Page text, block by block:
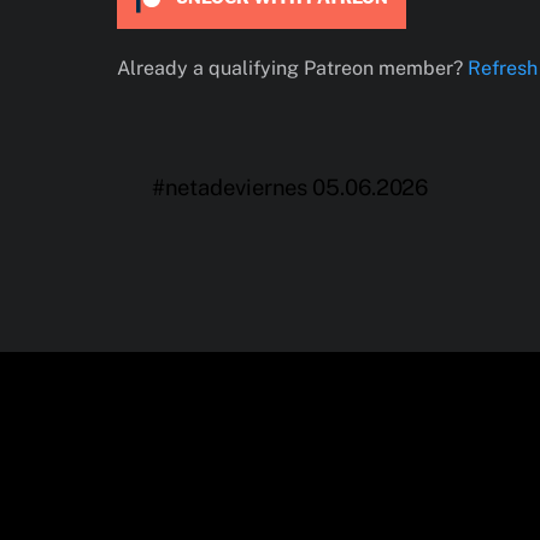
Already a qualifying Patreon member? Refresh
#netadeviernes 05.06.2026